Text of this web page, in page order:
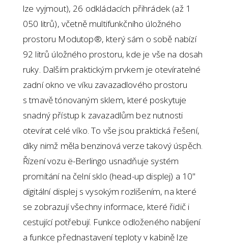
lze vyjmout), 26 odkládacích přihrádek (až 1
050 litrů), včetně multifunkčního úložného
prostoru Modutop®, který sám o sobě nabízí
92 litrů úložného prostoru, kde je vše na dosah
ruky. Dalším praktickým prvkem je otevíratelné
zadní okno ve víku zavazadlového prostoru
s tmavě tónovaným sklem, které poskytuje
snadný přístup k zavazadlům bez nutnosti
otevírat celé víko. To vše jsou praktická řešení,
díky nimž měla benzinová verze takový úspěch.
Řízení vozu ë-Berlingo usnadňuje systém
promítání na čelní sklo (head-up displej) a 10"
digitální displej s vysokým rozlišením, na které
se zobrazují všechny informace, které řidič i
cestující potřebují. Funkce odloženého nabíjení
a funkce přednastavení teploty v kabině lze